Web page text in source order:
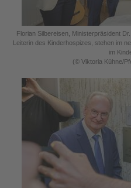
Florian Silbereisen, Ministerpräsident
Leiterin des Kinderhospizes, stehen im
im
(© Viktoria Kühne/